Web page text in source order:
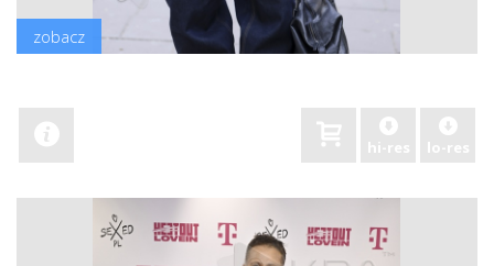
zobacz
hi-res lo-res